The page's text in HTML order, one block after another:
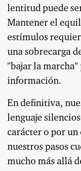
lentitud puede
Mantener el
estímulos
una sobrecarga
"bajar la
información.
En definitiva,
lenguaje
carácter o por un
nuestros pasos
mucho más allá